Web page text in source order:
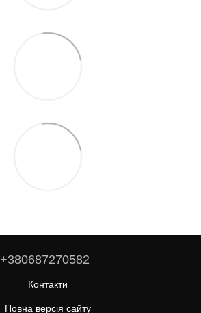
+380687270582
Контакти
Повна версія сайту